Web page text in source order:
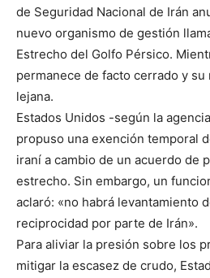
de Seguridad Nacional de Irán
nuevo organismo de gestión
Estrecho del Golfo Pérsico.
permanece de facto cerrado y
lejana.
Estados Unidos -según la
propuso una exención temporal
iraní a cambio de un acuerdo de
estrecho. Sin embargo, un
aclaró: «no habrá levantamiento
reciprocidad por parte de Irán».
Para aliviar la presión sobre los
mitigar la escasez de crudo,